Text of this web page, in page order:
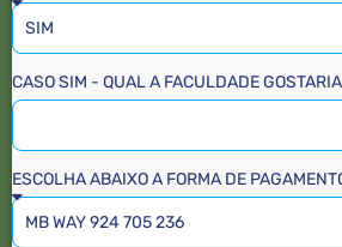
CASO SIM - QUAL A FACULDADE
ESCOLHA ABAIXO A FORMA DE